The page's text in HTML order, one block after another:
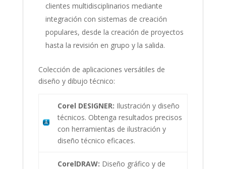
clientes multidisciplinarios mediante
integración con sistemas de creación
populares, desde la creación de proyectos
hasta la revisión en grupo y la salida.
Colección de aplicaciones versátiles de
diseño y dibujo técnico:
Corel DESIGNER: Ilustración y diseño
técnicos. Obtenga resultados precisos
con herramientas de ilustración y
diseño técnico eficaces.
CorelDRAW: Diseño gráfico y de